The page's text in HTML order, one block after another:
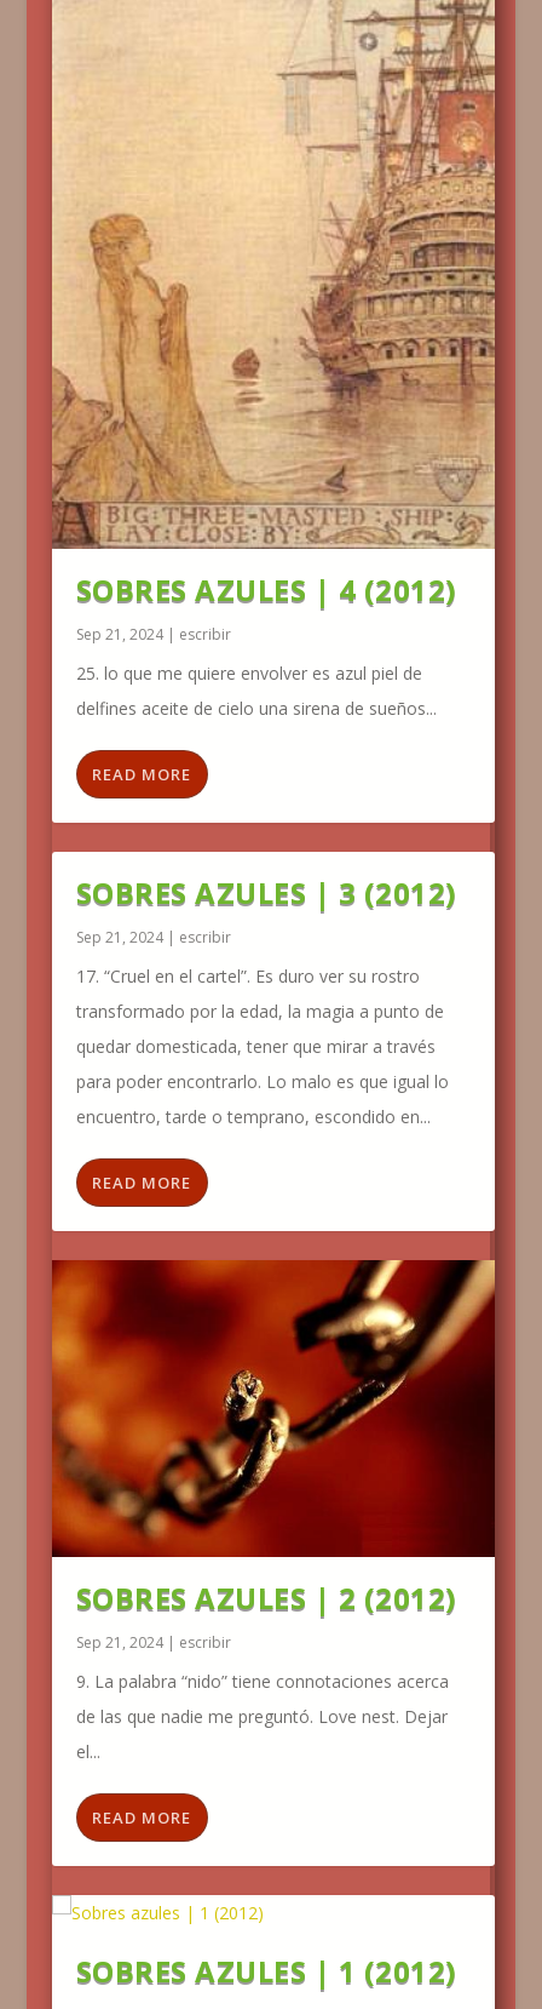
SOBRES AZULES | 4 (2012)
Sep 21, 2024| escribir
25. lo que me quiere envolver es azul piel de
delfines aceite de cielo una sirena de sueños...
READ MORE
SOBRES AZULES | 3 (2012)
Sep 21, 2024| escribir
17. “Cruel en el cartel”. Es duro ver su rostro
transformado por la edad, la magia a punto de
quedar domesticada, tener que mirar a través
para poder encontrarlo. Lo malo es que igual lo
encuentro, tarde o temprano, escondido en...
READ MORE
SOBRES AZULES | 2 (2012)
Sep 21, 2024| escribir
9. La palabra “nido” tiene connotaciones acerca
de las que nadie me preguntó. Love nest. Dejar
el...
READ MORE
SOBRES AZULES | 1 (2012)